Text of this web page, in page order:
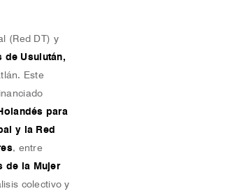
(Red DT) y
de Usulután,
Este
para
y la Red
, entre
de la Mujer
colectivo y